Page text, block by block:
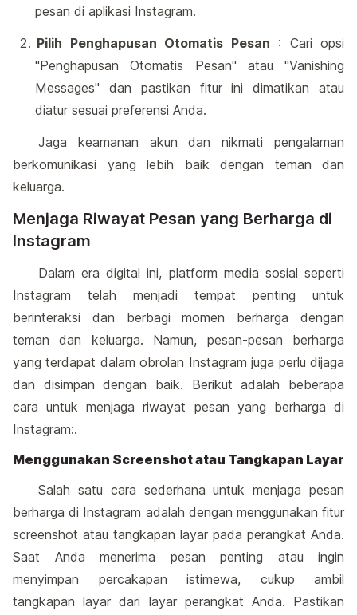
pesan di aplikasi Instagram.
Pilih Penghapusan Otomatis Pesan : Cari opsi
"Penghapusan Otomatis Pesan" atau "Vanishing
Messages" dan pastikan fitur ini dimatikan atau
diatur sesuai preferensi Anda.
Jaga keamanan akun dan nikmati pengalaman
berkomunikasi yang lebih baik dengan teman dan
keluarga.
Menjaga Riwayat Pesan yang Berharga di
Instagram
Dalam era digital ini, platform media sosial seperti
Instagram telah menjadi tempat penting untuk
berinteraksi dan berbagi momen berharga dengan
teman dan keluarga. Namun, pesan-pesan berharga
yang terdapat dalam obrolan Instagram juga perlu dijaga
dan disimpan dengan baik. Berikut adalah beberapa
cara untuk menjaga riwayat pesan yang berharga di
Instagram:.
Menggunakan Screenshot atau Tangkapan Layar
Salah satu cara sederhana untuk menjaga pesan
berharga di Instagram adalah dengan menggunakan fitur
screenshot atau tangkapan layar pada perangkat Anda.
Saat Anda menerima pesan penting atau ingin
menyimpan percakapan istimewa, cukup ambil
tangkapan layar dari layar perangkat Anda. Pastikan